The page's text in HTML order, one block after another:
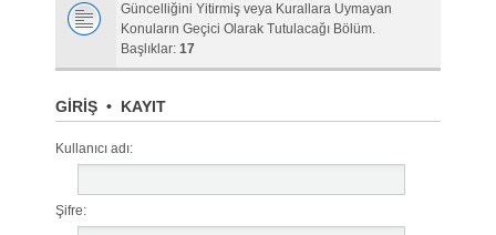
Güncelliğini Yitirmiş veya Kurallara Uymayan
Konuların Geçici Olarak Tutulacağı Bölüm.
Başlıklar: 17
GIRIŞ• KAYIT
Kullanıcı adı:
Şifre: